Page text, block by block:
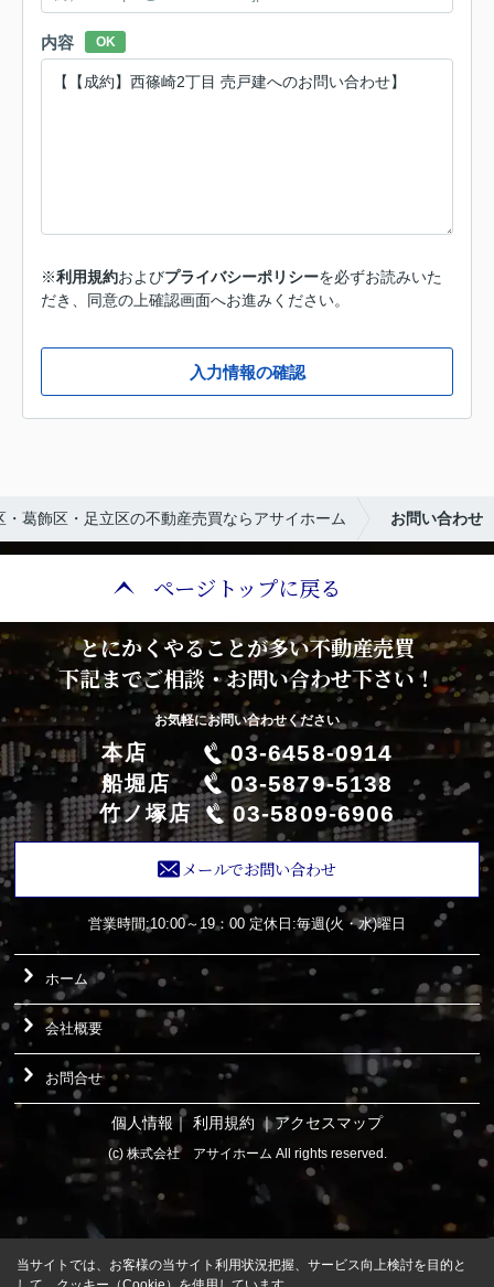
内容 OK
※利用規約およびプライバシーポリシーを必ずお読みいた
だき、同意の上確認画面へお進みください。
入力情報の確認
・葛飾区・足立区の不動産売買ならアサイホーム お問い合わせ
ページトップに戻る
とにかくやることが多い不動産売買
下記までご相談・お問い合わせ下さい！
お気軽にお問い合わせください
本店 03-6458-0914
船堀店 03-5879-5138
竹ノ塚店 03-5809-6906
メールでお問い合わせ
営業時間:10:00～19：00 定休日:毎週(火・水)曜日
ホーム
会社概要
お問合せ
個人情報 ｜ 利用規約 ｜アクセスマップ
(c) 株式会社 アサイホーム All rights reserved.
当サイトでは、お客様の当サイト利用状況把握、サービス向上検討を目的と